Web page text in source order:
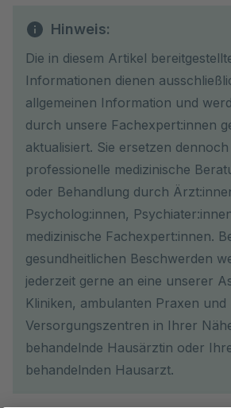
Hinweis:
Die in diesem Artikel
Informationen dienen
allgemeinen Information und
durch unsere Fachexpert:innen
aktualisiert. Sie ersetzen dennoch
professionelle medizinische
oder Behandlung durch
Psycholog:innen,
medizinische Fachexpert:innen.
gesundheitlichen Beschwerden
jederzeit gerne an eine unserer
Kliniken, ambulanten Praxen und
Versorgungszentren in Ihrer
behandelnde Hausärztin oder
behandelnden Hausarzt.